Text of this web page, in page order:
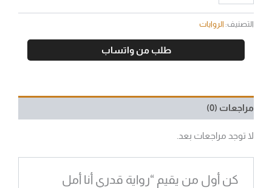
التصنيف: الروايات
طلب من واتساب
مراجعات (0)
لا توجد مراجعات بعد.
كن أول من يقيم “رواية قدري أنا أمل